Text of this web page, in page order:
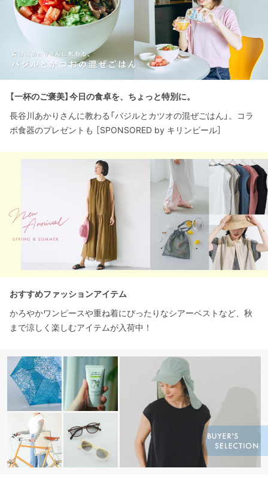
【一杯のご褒美】今日の食卓を、ちょっと特別に。
長谷川あかりさんに教わる「バジルとカツオの混ぜごはん」。コラ
ボ食器のプレゼントも ［SPONSORED by キリンビール］
おすすめファッションアイテム
かろやかワンピースや重ね着にぴったりなシアーベストなど、秋
まで涼しく楽しむアイテムが入荷中！